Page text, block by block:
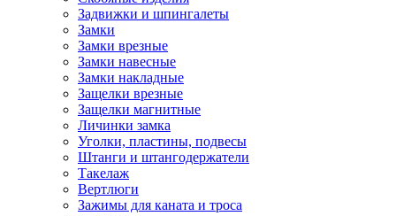
Задвижки и шпингалеты
Замки
Замки врезные
Замки навесные
Замки накладные
Защелки врезные
Защелки магнитные
Личинки замка
Уголки, пластины, подвесы
Штанги и штангодержатели
Такелаж
Вертлюги
Зажимы для каната и троса